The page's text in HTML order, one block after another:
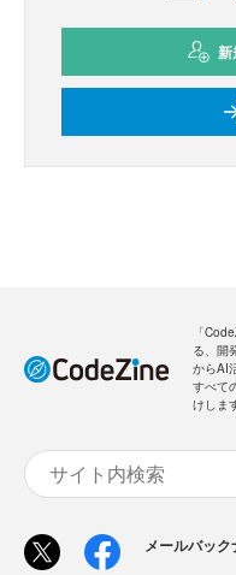
「
る、開
からAI
すべて
けしま
メールバッ